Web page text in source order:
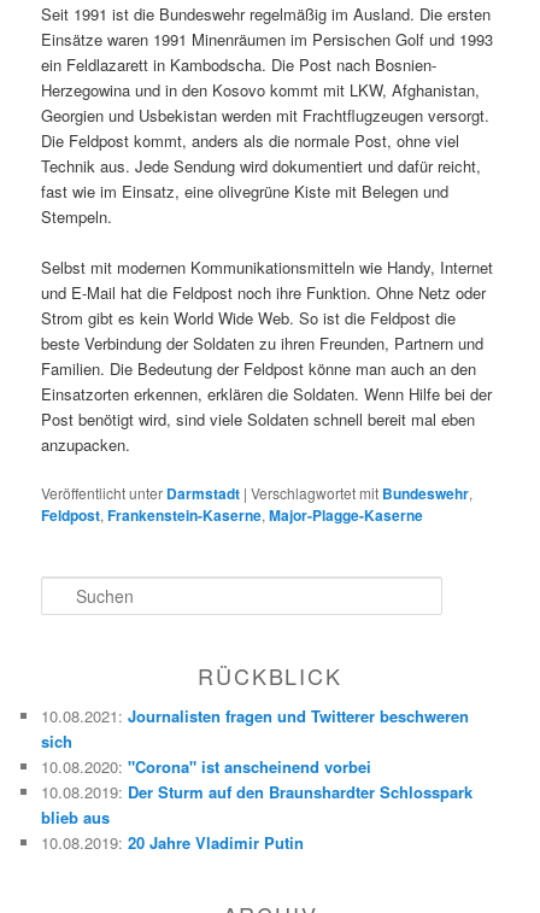
Seit 1991 ist die Bundeswehr regelmäßig im Ausland. Die ersten
Einsätze waren 1991 Minenräumen im Persischen Golf und 1993
ein Feldlazarett in Kambodscha. Die Post nach Bosnien-
Herzegowina und in den Kosovo kommt mit LKW, Afghanistan,
Georgien und Usbekistan werden mit Frachtflugzeugen versorgt.
Die Feldpost kommt, anders als die normale Post, ohne viel
Technik aus. Jede Sendung wird dokumentiert und dafür reicht,
fast wie im Einsatz, eine olivegrüne Kiste mit Belegen und
Stempeln.
Selbst mit modernen Kommunikationsmitteln wie Handy, Internet
und E-Mail hat die Feldpost noch ihre Funktion. Ohne Netz oder
Strom gibt es kein World Wide Web. So ist die Feldpost die
beste Verbindung der Soldaten zu ihren Freunden, Partnern und
Familien. Die Bedeutung der Feldpost könne man auch an den
Einsatzorten erkennen, erklären die Soldaten. Wenn Hilfe bei der
Post benötigt wird, sind viele Soldaten schnell bereit mal eben
anzupacken.
Veröffentlicht unter Darmstadt |Verschlagwortet mit Bundeswehr,
Feldpost,Frankenstein-Kaserne,Major-Plagge-Kaserne
u
RÜCKBLICK
10.08.2021:Journalisten fragen und Twitterer beschweren
sich
10.08.2020:"Corona" ist anscheinend vorbei
10.08.2019: Der Sturm auf den Braunshardter Schlosspark
blieb aus
10.08.2019:20 Jahre Vladimir Putin